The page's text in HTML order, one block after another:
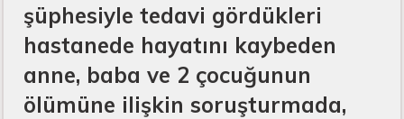
i
şüphesiyle tedavi gördükleri
hastanede hayatını kaybeden
anne, baba ve 2 çocuğunun
ölümüne ilişkin soruşturmada,